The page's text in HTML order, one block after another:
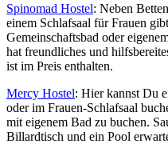
Spinomad Hostel: Neben
einem Schlafsaal für Frauen
Gemeinschaftsbad oder
hat freundliches und
ist im Preis enthalten.
Mercy Hostel: Hier kannst Du
oder im Frauen-Schlafsaal
mit eigenem Bad zu buchen.
Billardtisch und ein Pool